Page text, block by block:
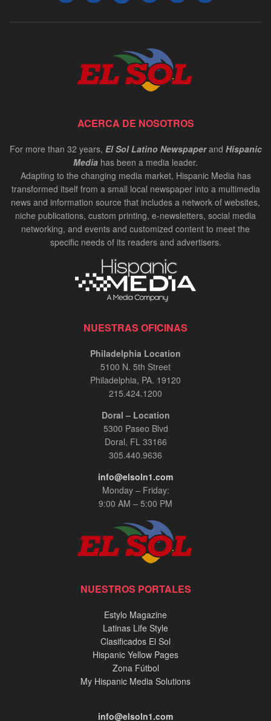
ACERCA DE NOSOTROS
For more than 32 years, El Sol Latino Newspaperand Hispanic
Media has been a media leader.
Adapting to the changing media market, Hispanic Media has
transformed itself from a small local newspaper into a multimedia
news and information source that includes a network of websites,
niche publications, custom printing, e-newsletters, social media
networking, and events and customized content to meet the
specific needs of its readers and advertisers.
NUESTRAS OFICINAS
Philadelphia Location
5100 N. 5th Street
Philadelphia, PA. 19120
215.424.1200
Doral – Location
5300 Paseo Blvd
Doral, FL 33166
305.440.9636
info@elsoln1.com
Monday – Friday:
9:00 AM – 5:00 PM
NUESTROS PORTALES
Estylo Magazine
Latinas Life Style
Clasificados El Sol
Hispanic Yellow Pages
Zona Fútbol
My Hispanic Media Solutions
info@elsoln1.com